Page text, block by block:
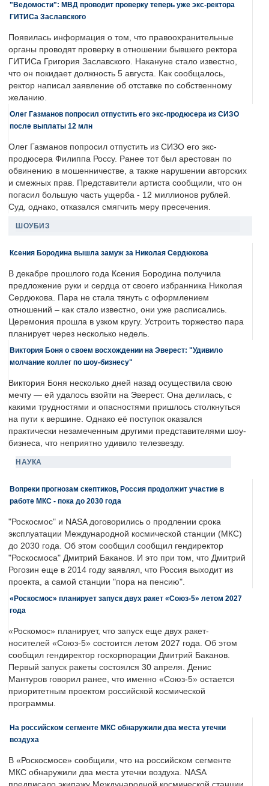
"Ведомости": МВД проводит проверку теперь уже экс-ректора
ГИТИСа Заславского
Появилась информация о том, что правоохранительные
органы проводят проверку в отношении бывшего ректора
ГИТИСа Григория Заславского. Накануне стало известно,
что он покидает должность 5 августа. Как сообщалось,
ректор написал заявление об отставке по собственному
желанию.
Олег Газманов попросил отпустить его экс-продюсера из СИЗО
после выплаты 12 млн
Олег Газманов попросил отпустить из СИЗО его экс-
продюсера Филиппа Россу. Ранее тот был арестован по
обвинению в мошенничестве, а также нарушении авторских
и смежных прав. Представители артиста сообщили, что он
погасил большую часть ущерба - 12 миллионов рублей.
Суд, однако, отказался смягчить меру пресечения.
ШОУБИЗ
Ксения Бородина вышла замуж за Николая Сердюкова
В декабре прошлого года Ксения Бородина получила
предложение руки и сердца от своего избранника Николая
Сердюкова. Пара не стала тянуть с оформлением
отношений – как стало известно, они уже расписались.
Церемония прошла в узком кругу. Устроить торжество пара
планирует через несколько недель.
Виктория Боня о своем восхождении на Эверест: "Удивило
молчание коллег по шоу-бизнесу"
Виктория Боня несколько дней назад осуществила свою
мечту — ей удалось взойти на Эверест. Она делилась, с
какими трудностями и опасностями пришлось столкнуться
на пути к вершине. Однако её поступок оказался
практически незамеченным другими представителями шоу-
бизнеса, что неприятно удивило телезвезду.
НАУКА
Вопреки прогнозам скептиков, Россия продолжит участие в
работе МКС - пока до 2030 года
"Роскосмос" и NASA договорились о продлении срока
эксплуатации Международной космической станции (МКС)
до 2030 года. Об этом сообщил сообщил гендиректор
"Роскосмоса" Дмитрий Баканов. И это при том, что Дмитрий
Рогозин еще в 2014 году заявлял, что Россия выходит из
проекта, а самой станции "пора на пенсию".
«Роскосмос» планирует запуск двух ракет «Союз-5» летом 2027
года
«Роскомос» планирует, что запуск еще двух ракет-
носителей «Союз-5» состоится летом 2027 года. Об этом
сообщил гендиректор госкорпорации Дмитрий Баканов.
Первый запуск ракеты состоялся 30 апреля. Денис
Мантуров говорил ранее, что именно «Союз-5» остается
приоритетным проектом российской космической
программы.
На российском сегменте МКС обнаружили два места утечки
воздуха
В «Роскосмосе» сообщили, что на российском сегменте
МКС обнаружили два места утечки воздуха. NASA